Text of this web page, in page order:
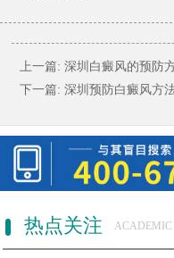
上一篇: 深圳白癜风的预防
下一篇: 深圳预防白癜风方
热点关注